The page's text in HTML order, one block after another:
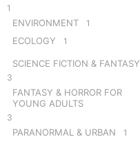
1
ENVIRONMENT 1
ECOLOGY 1
SCIENCE FICTION & FANTASY
3
FANTASY & HORROR FOR
YOUNG ADULTS
3
PARANORMAL & URBAN 1